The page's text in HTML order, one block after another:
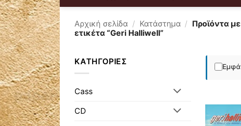
Αρχική σελίδα / Κατάστημα / Προϊόντα με
ετικέτα “Geri Halliwell”
ΚΑΤΗΓΟΡΊΕΣ
Cass
CD